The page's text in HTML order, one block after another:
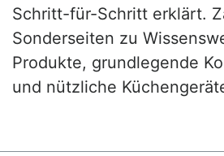
Schritt-für-Schritt erklärt.
Sonderseiten zu
Produkte, grundlegende
und nützliche